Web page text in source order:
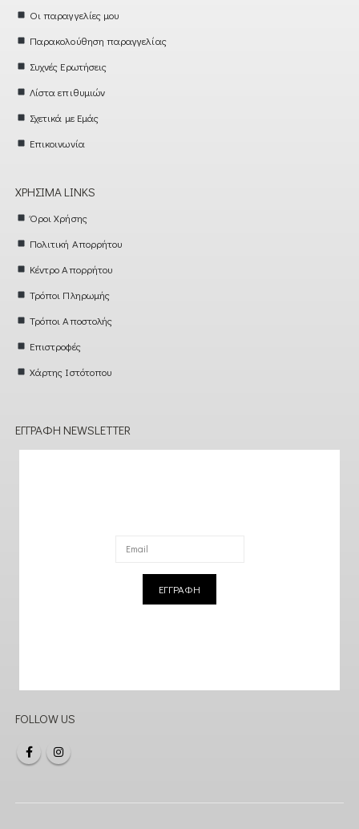
Οι παραγγελίες μου
Παρακολούθηση παραγγελίας
Συχνές Ερωτήσεις
Λίστα επιθυμιών
Σχετικά με Εμάς
Επικοινωνία
ΧΡΉΣΙΜΑ LINKS
Όροι Χρήσης
Πολιτική Απορρήτου
Κέντρο Απορρήτου
Τρόποι Πληρωμής
Τρόποι Αποστολής
Επιστροφές
Χάρτης Ιστότοπου
ΕΓΓΡΑΦΉ NEWSLETTER
ΕΓΓΡΑΦΗ
FOLLOW US